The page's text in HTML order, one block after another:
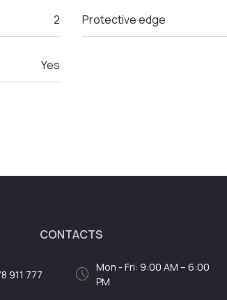
2 Protective edge
Yes
CONTACTS
911 777 schedule Mon - Fri: 9:00 AM – 6:00
PM